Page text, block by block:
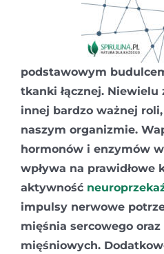
podstawowym
tkanki łącznej. Niewielu
innej bardzo ważnej
naszym organizmie.
hormonów i enzymów
wpływa na prawidłowe
aktywność
impulsy nerwowe
mięśnia sercowego
mięśniowych.